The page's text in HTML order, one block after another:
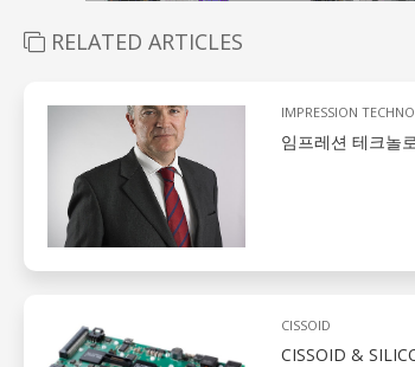
RELATED ARTICLES
IMPRESSION
임프레션 테크놀
CISSOID
CISSOID &